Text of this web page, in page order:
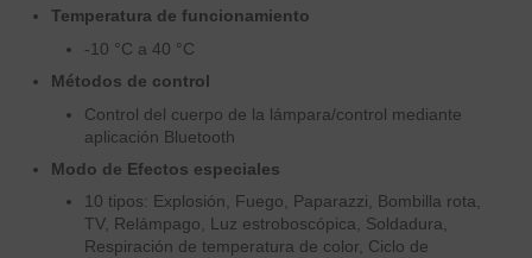
Temperatura de funcionamiento
-10 °C a 40 °C
Métodos de control
Control del cuerpo de la lámpara/control mediante
aplicación Bluetooth
Modo de Efectos especiales
10 tipos: Explosión, Fuego, Paparazzi, Bombilla rota,
TV, Relámpago, Luz estroboscópica, Soldadura,
Respiración de temperatura de color, Ciclo de